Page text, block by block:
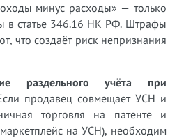
минус расходы» — только
в статье 346.16 НК РФ. Штрафы
что создаёт риск непризнания
раздельного учёта при
продавец совмещает УСН и
торговля на патенте и
на УСН), необходим